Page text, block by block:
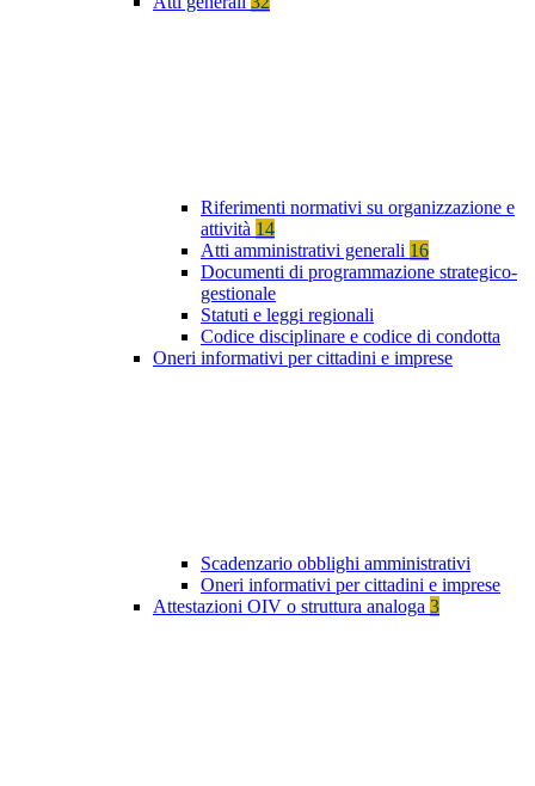
Riferimenti normativi su organizzazione e
attività 14
Atti amministrativi generali 16
Documenti di programmazione strategico-
gestionale
Statuti e leggi regionali
Codice disciplinare e codice di condotta
Oneri informativi per cittadini e imprese
Scadenzario obblighi amministrativi
Oneri informativi per cittadini e imprese
Attestazioni OIV o struttura analoga 3